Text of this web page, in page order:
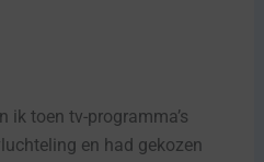
ik toen tv-programma’s
en had gekozen